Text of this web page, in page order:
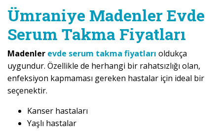
Ümraniye Madenler Evde
Serum Takma Fiyatları
Madenler evde serum takma fiyatları oldukça
uygundur. Özellikle de herhangi bir rahatsızlığı olan,
enfeksiyon kapmaması gereken hastalar için ideal bir
seçenektir.
Kanser hastaları
Yaşlı hastalar